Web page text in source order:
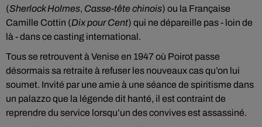
(Sherlock Holmes, Casse-tête chinois) ou la Française
Camille Cottin (Dix pour Cent) qui ne dépareille pas - loin de
là - dans ce casting international.
Tous se retrouvent à Venise en 1947 où Poirot passe
désormais sa retraite à refuser les nouveaux cas qu’on lui
soumet. Invité par une amie à une séance de spiritisme dans
un palazzo que la légende dit hanté, il est contraint de
reprendre du service lorsqu’un des convives est assassiné.